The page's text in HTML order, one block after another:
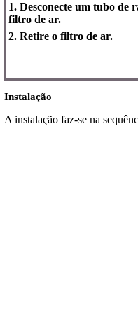
1. Desconecte um tubo de
filtro de ar.
2. Retire o filtro de ar.
Instalação
A instalação faz-se na